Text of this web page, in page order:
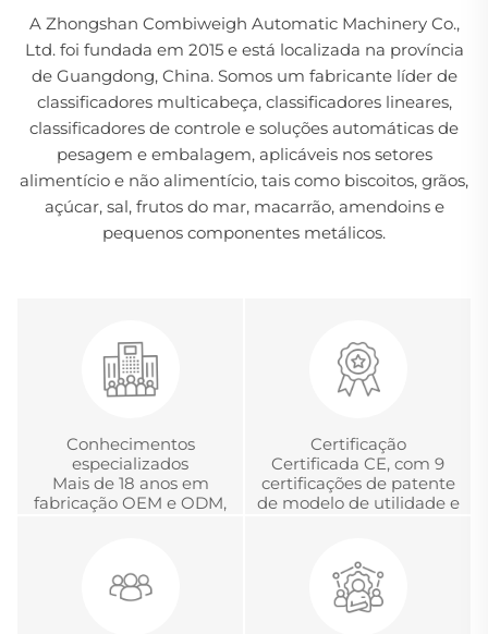
A Zhongshan Combiweigh Automatic Machinery Co.,
Ltd. foi fundada em 2015 e está localizada na província
de Guangdong, China. Somos um fabricante líder de
classificadores multicabeça, classificadores lineares,
classificadores de controle e soluções automáticas de
pesagem e embalagem, aplicáveis nos setores
alimentício e não alimentício, tais como biscoitos, grãos,
açúcar, sal, frutos do mar, macarrão, amendoins e
pequenos componentes metálicos.
Conhecimentos
especializados
Mais de 18 anos em
fabricação OEM e ODM,
Certificação
Certificada CE, com 9
certificações de patente
de modelo de utilidade e
em Metrologia.